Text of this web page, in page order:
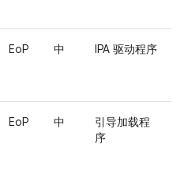
EoP 中 IPA 驱动程序
EoP 中
引导加载程
序